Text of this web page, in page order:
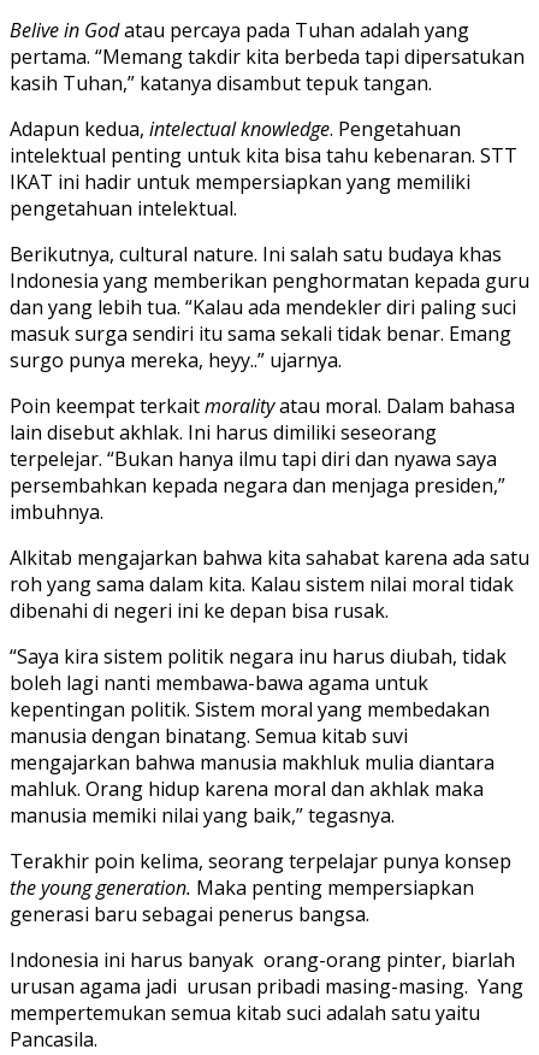
Belive in Godatau percaya pada Tuhan adalah yang
pertama. “Memang takdir kita berbeda tapi dipersatukan
kasih Tuhan,” katanya disambut tepuk tangan.
Adapun kedua, intelectual knowledge. Pengetahuan
intelektual penting untuk kita bisa tahu kebenaran. STT
IKAT ini hadir untuk mempersiapkan yang memiliki
pengetahuan intelektual.
Berikutnya, cultural nature. Ini salah satu budaya khas
Indonesia yang memberikan penghormatan kepada guru
dan yang lebih tua. “Kalau ada mendekler diri paling suci
masuk surga sendiri itu sama sekali tidak benar. Emang
surgo punya mereka, heyy..” ujarnya.
Poin keempat terkaitmoralityatau moral. Dalam bahasa
lain disebut akhlak. Ini harus dimiliki seseorang
terpelejar. “Bukan hanya ilmu tapi diri dan nyawa saya
persembahkan kepada negara dan menjaga presiden,”
imbuhnya.
Alkitab mengajarkan bahwa kita sahabat karena ada satu
roh yang sama dalam kita. Kalau sistem nilai moral tidak
dibenahi di negeri ini ke depan bisa rusak.
“Saya kira sistem politik negara inu harus diubah, tidak
boleh lagi nanti membawa-bawa agama untuk
kepentingan politik. Sistem moral yang membedakan
manusia dengan binatang. Semua kitab suvi
mengajarkan bahwa manusia makhluk mulia diantara
mahluk. Orang hidup karena moral dan akhlak maka
manusia memiki nilai yang baik,” tegasnya.
Terakhir poin kelima, seorang terpelajar punya konsep
the young generation. Maka penting mempersiapkan
generasi baru sebagai penerus bangsa.
Indonesia ini harus banyak orang-orang pinter, biarlah
urusan agama jadi urusan pribadi masing-masing. Yang
mempertemukan semua kitab suci adalah satu yaitu
Pancasila.